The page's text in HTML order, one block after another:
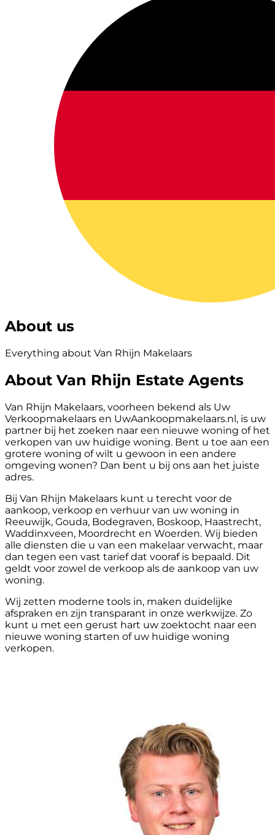
About us
Everything about Van Rhijn Makelaars
About Van Rhijn Estate Agents
Van Rhijn Makelaars, voorheen bekend als Uw
Verkoopmakelaars en UwAankoopmakelaars.nl, is uw
partner bij het zoeken naar een nieuwe woning of het
verkopen van uw huidige woning. Bent u toe aan een
grotere woning of wilt u gewoon in een andere
omgeving wonen? Dan bent u bij ons aan het juiste
adres.
Bij Van Rhijn Makelaars kunt u terecht voor de
aankoop, verkoop en verhuur van uw woning in
Reeuwijk, Gouda, Bodegraven, Boskoop, Haastrecht,
Waddinxveen, Moordrecht en Woerden. Wij bieden
alle diensten die u van een makelaar verwacht, maar
dan tegen een vast tarief dat vooraf is bepaald. Dit
geldt voor zowel de verkoop als de aankoop van uw
woning.
Wij zetten moderne tools in, maken duidelijke
afspraken en zijn transparant in onze werkwijze. Zo
kunt u met een gerust hart uw zoektocht naar een
nieuwe woning starten of uw huidige woning
verkopen.